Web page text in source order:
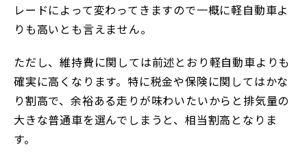
レードによって変わってきますので一概に軽自動車よ
りも高いとも言えません。
ただし、維持費に関しては前述とおり軽自動車よりも
確実に高くなります。特に税金や保険に関してはかな
り割高で、余裕ある走りが味わいたいからと排気量の
大きな普通車を選んでしまうと、相当割高となりま
す。